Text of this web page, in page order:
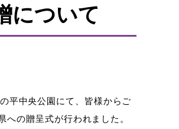
について
平中央公園にて、皆様からご
の贈呈式が行われました。